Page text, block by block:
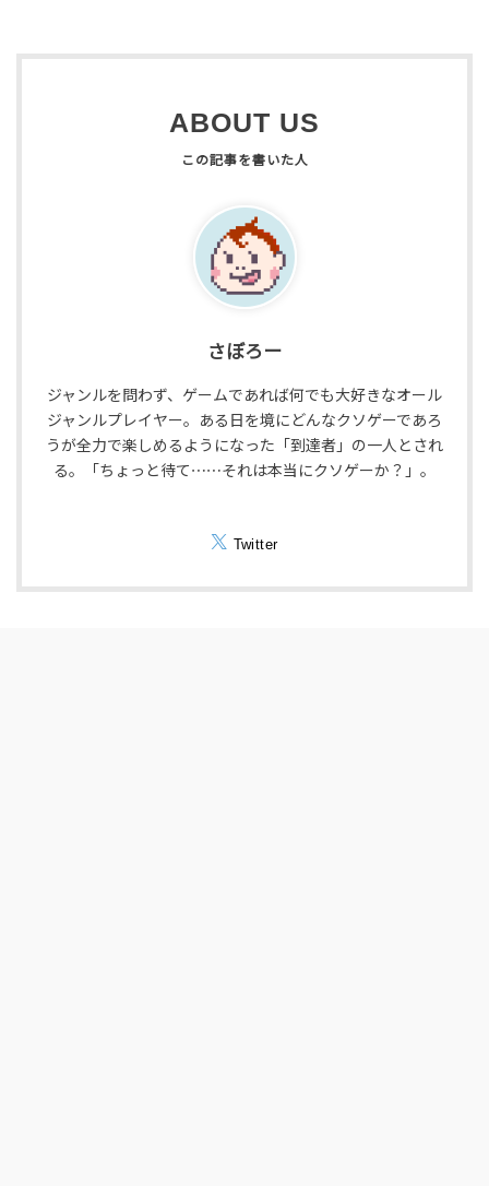
ABOUT US
さぼろー
ジャンルを問わず、ゲームであれば何でも大好きなオール
ジャンルプレイヤー。ある日を境にどんなクソゲーであろ
うが全力で楽しめるようになった「到達者」の一人とされ
る。「ちょっと待て⋯⋯それは本当にクソゲーか？」。
Twitter